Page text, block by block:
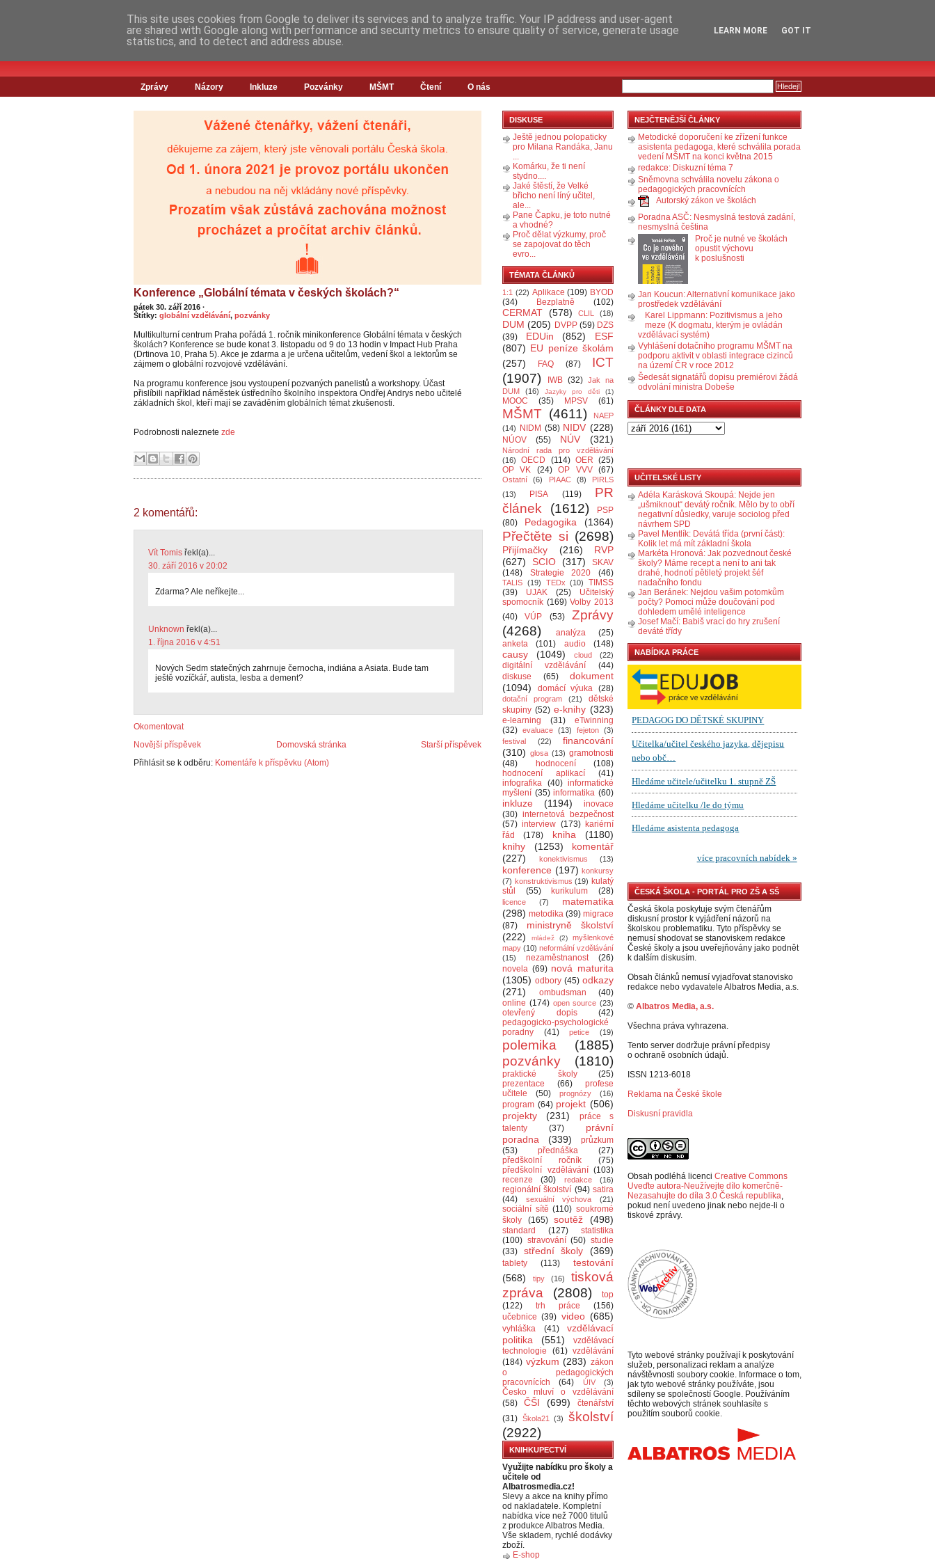
Zprávy Názory Inkluze Pozvánky MŠMT Čtení O nás
Konference „Globální témata v českých školách?“
pátek 30. září 2016 ·
Štítky: globální vzdělávání, pozvánky
Multikulturní centrum Praha pořádá 1. ročník minikonference Globální témata v českých
školách? Konference se bude konat 3. listopadu od 9 do 13 hodin v Impact Hub Praha
(Drtinova 10, Praha 5). Akce je zdarma a je určena učitelům, vedení škol a lektorům se
zájmem o globální rozvojové vzdělávání.
Na programu konference jsou vystoupení pozvaných panelistů a workshopy. Účast
přislíbili například náměstek ústředního školního inspektora Ondřej Andrys nebo učitelé
základních škol, kteří mají se zaváděním globálních témat zkušenosti.
Podrobnosti naleznete zde
2 komentářů:
Vít Tomis řekl(a)...
30. září 2016 v 20:02
Zdarma? Ale neříkejte...
Unknown řekl(a)...
1. října 2016 v 4:51
Nových Sedm statečných zahrnuje černocha, indiána a Asiata. Bude tam
ještě vozíčkář, autista, lesba a dement?
Okomentovat
Novější příspěvek
Starší příspěvek
Domovská stránka
Přihlásit se k odběru: Komentáře k příspěvku (Atom)
DISKUSE
Ještě jednou polopaticky
pro Milana Randáka, Janu
...
Komárku, že ti není
stydno....
Jaké štěstí, že Velké
břicho není líný učitel,
ale...
Pane Čapku, je toto nutné
a vhodné?
Proč dělat výzkumy, proč
se zapojovat do těch
evro...
TÉMATA ČLÁNKŮ
1:1 (22) Aplikace (109) BYOD
(34)
Bezplatně (102)
CERMAT (578) CLIL (18)
DUM (205) DVPP (59) DZS
(39)
EDUin (852)
ESF
(807) EU peníze školám
(257)
FAQ (87)
ICT
(1907)
IWB (32) Jak na
DUM
(16) Jazyky pro děti (1)
MOOC (35) MPSV (61)
MŠMT (4611)
NAEP
(14)
NIDM (58) NIDV (228)
NÚOV (55) NÚV (321)
Národní rada pro vzdělávání
(16)
OECD (114) OER (25)
OP VK
(24) OP VVV (67)
Ostatní (6) PIAAC (8)
PIRLS
(13)
PISA (119)
PR
článek
(1612)
PSP
(80)
Pedagogika (1364)
Přečtěte si (2698)
Přijímačky (216)
RVP
(627)
SCIO (317)
SKAV
(148)
Strategie 2020 (46)
TALIS (19) TEDx (10)
TIMSS
(39)
UJAK (25)
Učitelský
spomocník (169) Volby 2013
(40)
VÚP (53)
Zprávy
(4268)
analýza
(25)
anketa
(101) audio (148)
causy (1049) cloud (22)
digitální vzdělávání
(44)
diskuse
(65)
dokument
(1094)
domácí výuka (28)
dotační program (21)
dětské
skupiny (52) e-knihy (323)
e-learning (31)
eTwinning
(32) evaluace (13) fejeton (3)
festival
(22)
financování
(310) glosa (13) gramotnosti
(48)
hodnocení
(108)
hodnocení aplikací
(41)
infografika (40) informatické
myšlení (35) informatika (60)
inkluze (1194)
inovace
(30) internetová bezpečnost
(57) interview (173) kariérní
řád
(178) kniha
(1180)
knihy
(1253)
komentář
(227)
konektivismus (13)
konference (197) konkursy
(7) konstruktivismus (19) kulatý
stůl
(55) kurikulum (28)
licence (7)
matematika
(298) metodika (39) migrace
(87)
ministryně školství
(222)
mládež (2)
myšlenkové
mapy (10) neformální vzdělávání
(15)
nezaměstnanost
(26)
novela (69) nová maturita
(1305) odbory (45) odkazy
(271)
ombudsman
(40)
online (174) open source (23)
otevřený dopis
(42)
pedagogicko-psychologické
poradny
(41) petice (19)
polemika
(1885)
pozvánky
(1810)
praktické školy
(25)
prezentace
(66)
profese
učitele
(50) prognózy (16)
program (64) projekt (506)
projekty
(231)
práce s
talenty
(37)
právní
poradna
(339)
průzkum
(53)
přednáška
(27)
předškolní ročník
(75)
předškolní vzdělávání (103)
recenze
(30) redakce (16)
regionální školství (94) satira
(44)
sexuální výchova (21)
sociální sítě (110) soukromé
školy
(165) soutěž (498)
standard (127)
statistika
(100) stravování (50) studie
(33)
střední školy (369)
tablety (113)
testování
(568)
tipy (16)
tisková
zpráva
(2808)
top
(122)
trh práce
(156)
učebnice (39) video (685)
vyhláška (41)
vzdělávací
politika
(551)
vzdělávací
technologie
(61) vzdělávání
(184) výzkum (283) zákon
o pedagogických
pracovnících
(64) ÚIV (3)
Česko mluví o vzdělávání
(58)
ČŠI (699)
čtenářství
(31) Škola21 (3)
školství
(2922)
KNIHKUPECTVÍ
Využijte nabídku pro školy a
učitele od
Albatrosmedia.cz!
Slevy a akce na knihy přímo
od nakladatele. Kompletní
nabídka více než 7000 titulů
z produkce Albatros Media.
Vše skladem, rychlé dodávky
zboží.
E-shop
NEJČTENĚJŠÍ ČLÁNKY
Metodické doporučení ke zřízení funkce
asistenta pedagoga, které schválila porada
vedení MŠMT na konci května 2015
redakce: Diskuzní téma 7
Sněmovna schválila novelu zákona o
pedagogických pracovnících
Autorský zákon ve školách
Poradna ASČ: Nesmyslná testová zadání,
nesmyslná čeština
Proč je nutné ve školách
opustit výchovu
k poslušnosti
Jan Koucun: Alternativní komunikace jako
prostředek vzdělávání
Karel Lippmann: Pozitivismus a jeho
meze (K dogmatu, kterým je ovládán
vzdělávací systém)
Vyhlášení dotačního programu MŠMT na
podporu aktivit v oblasti integrace cizinců
na území ČR v roce 2012
Šedesát signatářů dopisu premiérovi žádá
odvolání ministra Dobeše
ČLÁNKY DLE DATA
UČITELSKÉ LISTY
Adéla Karásková Skoupá: Nejde jen
„ušmiknout“ devátý ročník. Mělo by to obří
negativní důsledky, varuje sociolog před
návrhem SPD
Pavel Mentlík: Devátá třída (první část):
Kolik let má mít základní škola
Markéta Hronová: Jak pozvednout české
školy? Máme recept a není to ani tak
drahé, hodnotí pětiletý projekt šéf
nadačního fondu
Jan Beránek: Nejdou vašim potomkům
počty? Pomoci může doučování pod
dohledem umělé inteligence
Josef Mačí: Babiš vrací do hry zrušení
deváté třídy
NABÍDKA PRÁCE
ČESKÁ ŠKOLA - PORTÁL PRO ZŠ A SŠ
Česká škola poskytuje svým čtenářům
diskusní prostor k vyjádření názorů na
školskou problematiku. Tyto příspěvky se
nemusí shodovat se stanoviskem redakce
České školy a jsou uveřejňovány jako podnět
k dalším diskusím.
Obsah článků nemusí vyjadřovat stanovisko
redakce nebo vydavatele Albatros Media, a.s.
© Albatros Media, a.s.
Všechna práva vyhrazena.
Tento server dodržuje právní předpisy
o ochraně osobních údajů.
ISSN 1213-6018
Reklama na České škole
Diskusní pravidla
Obsah podléhá licenci Creative Commons
Uveďte autora-Neužívejte dílo komerčně-
Nezasahujte do díla 3.0 Česká republika,
pokud není uvedeno jinak nebo nejde-li o
tiskové zprávy.
Tyto webové stránky používají k poskytování
služeb, personalizaci reklam a analýze
návštěvnosti soubory cookie. Informace o tom,
jak tyto webové stránky používáte, jsou
sdíleny se společností Google. Používáním
těchto webových stránek souhlasíte s
použitím souborů cookie.
This site uses cookies from Google to deliver its services and to analyze traffic. Your IP address and user-agent
are shared with Google along with performance and security metrics to ensure quality of service, generate usage
statistics, and to detect and address abuse.
LEARN MORE GOT IT